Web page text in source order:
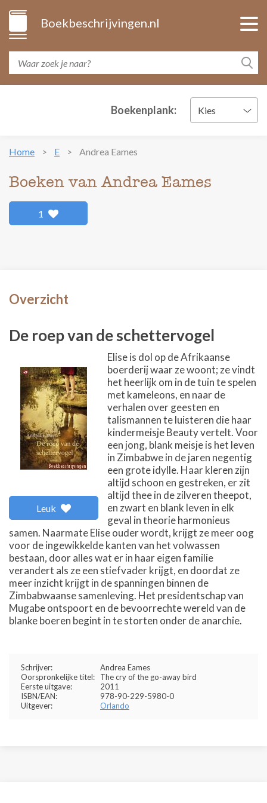
Boekbeschrijvingen.nl
Boekenplank: Kies
Home E Andrea Eames
Boeken van Andrea Eames
1
Overzicht
De roep van de schettervogel
Leuk
Elise is dol op de Afrikaanse
boerderij waar ze woont; ze vindt
het heerlijk om in de tuin te spelen
met kameleons, en naar de
verhalen over geesten en
talismannen te luisteren die haar
kindermeisje Beauty vertelt. Voor
een jong, blank meisje is het leven
in Zimbabwe in de jaren negentig
een grote idylle. Haar kleren zijn
altijd schoon en gestreken, er zit
altijd thee in de zilveren theepot,
en zwart en blank leven in elk
geval in theorie harmonieus
samen. Naarmate Elise ouder wordt, krijgt ze meer oog
voor de ingewikkelde kanten van het volwassen
bestaan, door alles wat er in haar eigen familie
verandert als ze een stiefvader krijgt, en doordat ze
meer inzicht krijgt in de spanningen binnen de
Zimbabwaanse samenleving. Het presidentschap van
Mugabe ontspoort en de bevoorrechte wereld van de
blanke boeren begint in te storten onder de anarchie.
Schrijver:
Andrea Eames
Oorspronkelijke titel:
The cry of the go-away bird
Eerste uitgave:
2011
ISBN/EAN:
978-90-229-5980-0
Uitgever:
Orlando